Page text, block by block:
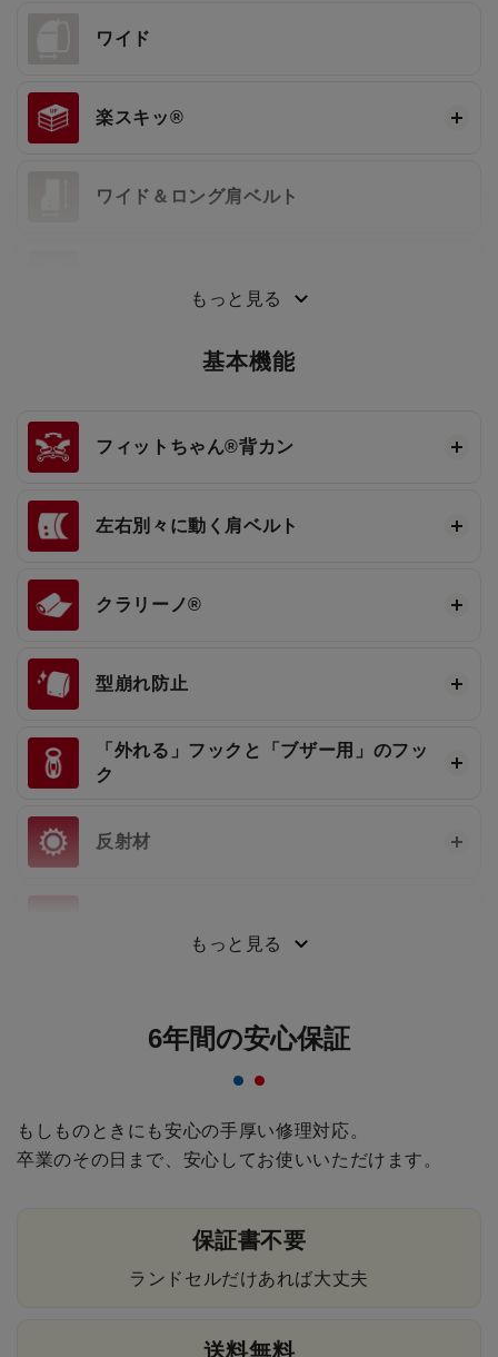
ワイド
楽スキッ®
ワイド＆ロング肩ベルト
もっと見る
基本機能
フィットちゃん®背カン
左右別々に動く肩ベルト
クラリーノ®
型崩れ防止
「外れる」フックと「ブザー用」のフッ
ク
反射材
もっと見る
6年間の安心保証
もしものときにも安心の手厚い修理対応。
卒業のその日まで、安心してお使いいただけます。
保証書不要
ランドセルだけあれば大丈夫
送料無料